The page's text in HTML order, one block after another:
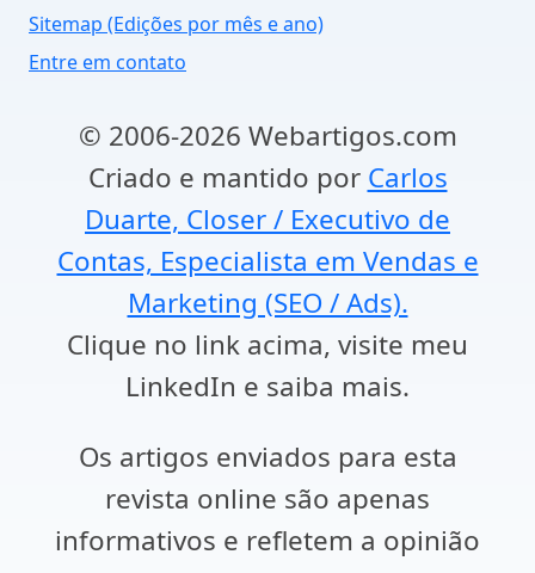
Sitemap (Edições por mês e ano)
Entre em contato
© 2006-2026 Webartigos.com
Criado e mantido por Carlos
Duarte, Closer / Executivo de
Contas, Especialista em Vendas e
Marketing (SEO / Ads).
Clique no link acima, visite meu
LinkedIn e saiba mais.
Os artigos enviados para esta
revista online são apenas
informativos e refletem a opinião